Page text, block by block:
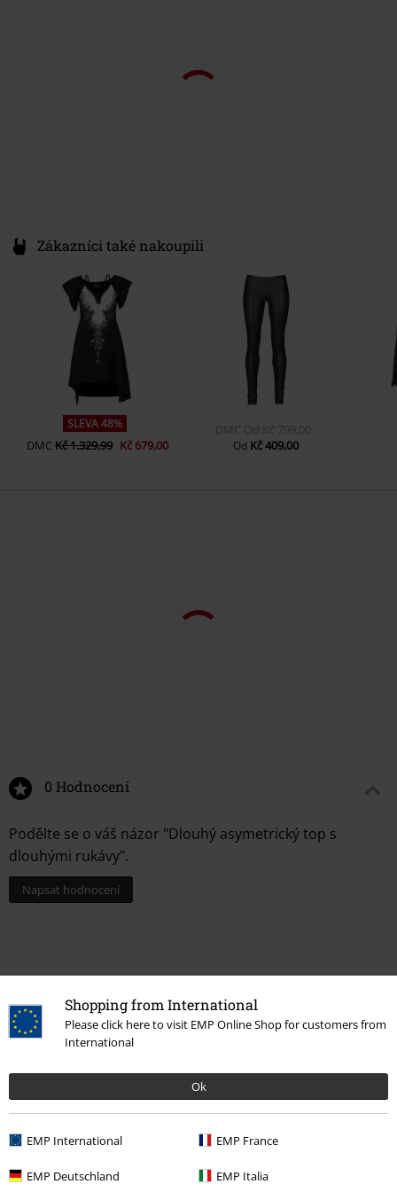
Shopping from International
Please click here to visit EMP Online Shop for customers from
International
Ok
EMP International EMP France
EMP Deutschland EMP Italia
Zákazníci také nakoupili
SLEVA 48%
DMCKč 1.329,99 Kč 679,00
DMC Od Kč 799,00
Od Kč 409,00
0 Hodnocení
Podělte se o váš názor "Dlouhý asymetrický top s
dlouhými rukávy".
Napsat hodnocení